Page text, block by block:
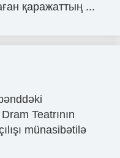
қаражаттың ...
Teatrının
münasibətilə